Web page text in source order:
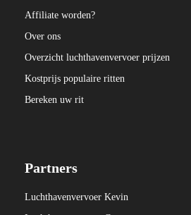
Affiliate worden?
Over ons
Overzicht luchthavenvervoer prijzen
Kostprijs populaire ritten
Bereken uw rit
Partners
Luchthavenvervoer Kevin